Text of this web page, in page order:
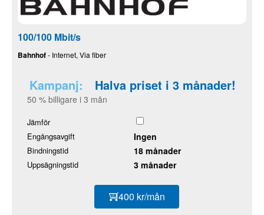
100/100 Mbit/s
Bahnhof- Internet, Via fiber
Kampanj: Halva priset i 3 månader!
50 % billigare i 3 mån
Jämför
Engångsavgift
Ingen
Bindningstid 18 månader
Uppsägningstid 3 månader
400 kr/mån